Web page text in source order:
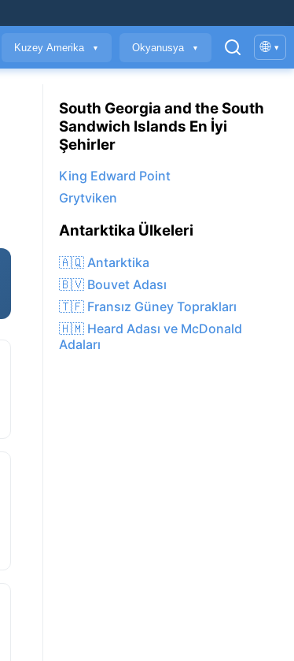
Kuzey Amerika ▼ Okyanusya ▼ 🌐 ▾
South Georgia and the South
Sandwich Islands En İyi
Şehirler
King Edward Point
Grytviken
Antarktika Ülkeleri
🇦🇶 Antarktika
🇧🇻 Bouvet Adası
🇹🇫 Fransız Güney Toprakları
🇭🇲 Heard Adası ve McDonald
Adaları